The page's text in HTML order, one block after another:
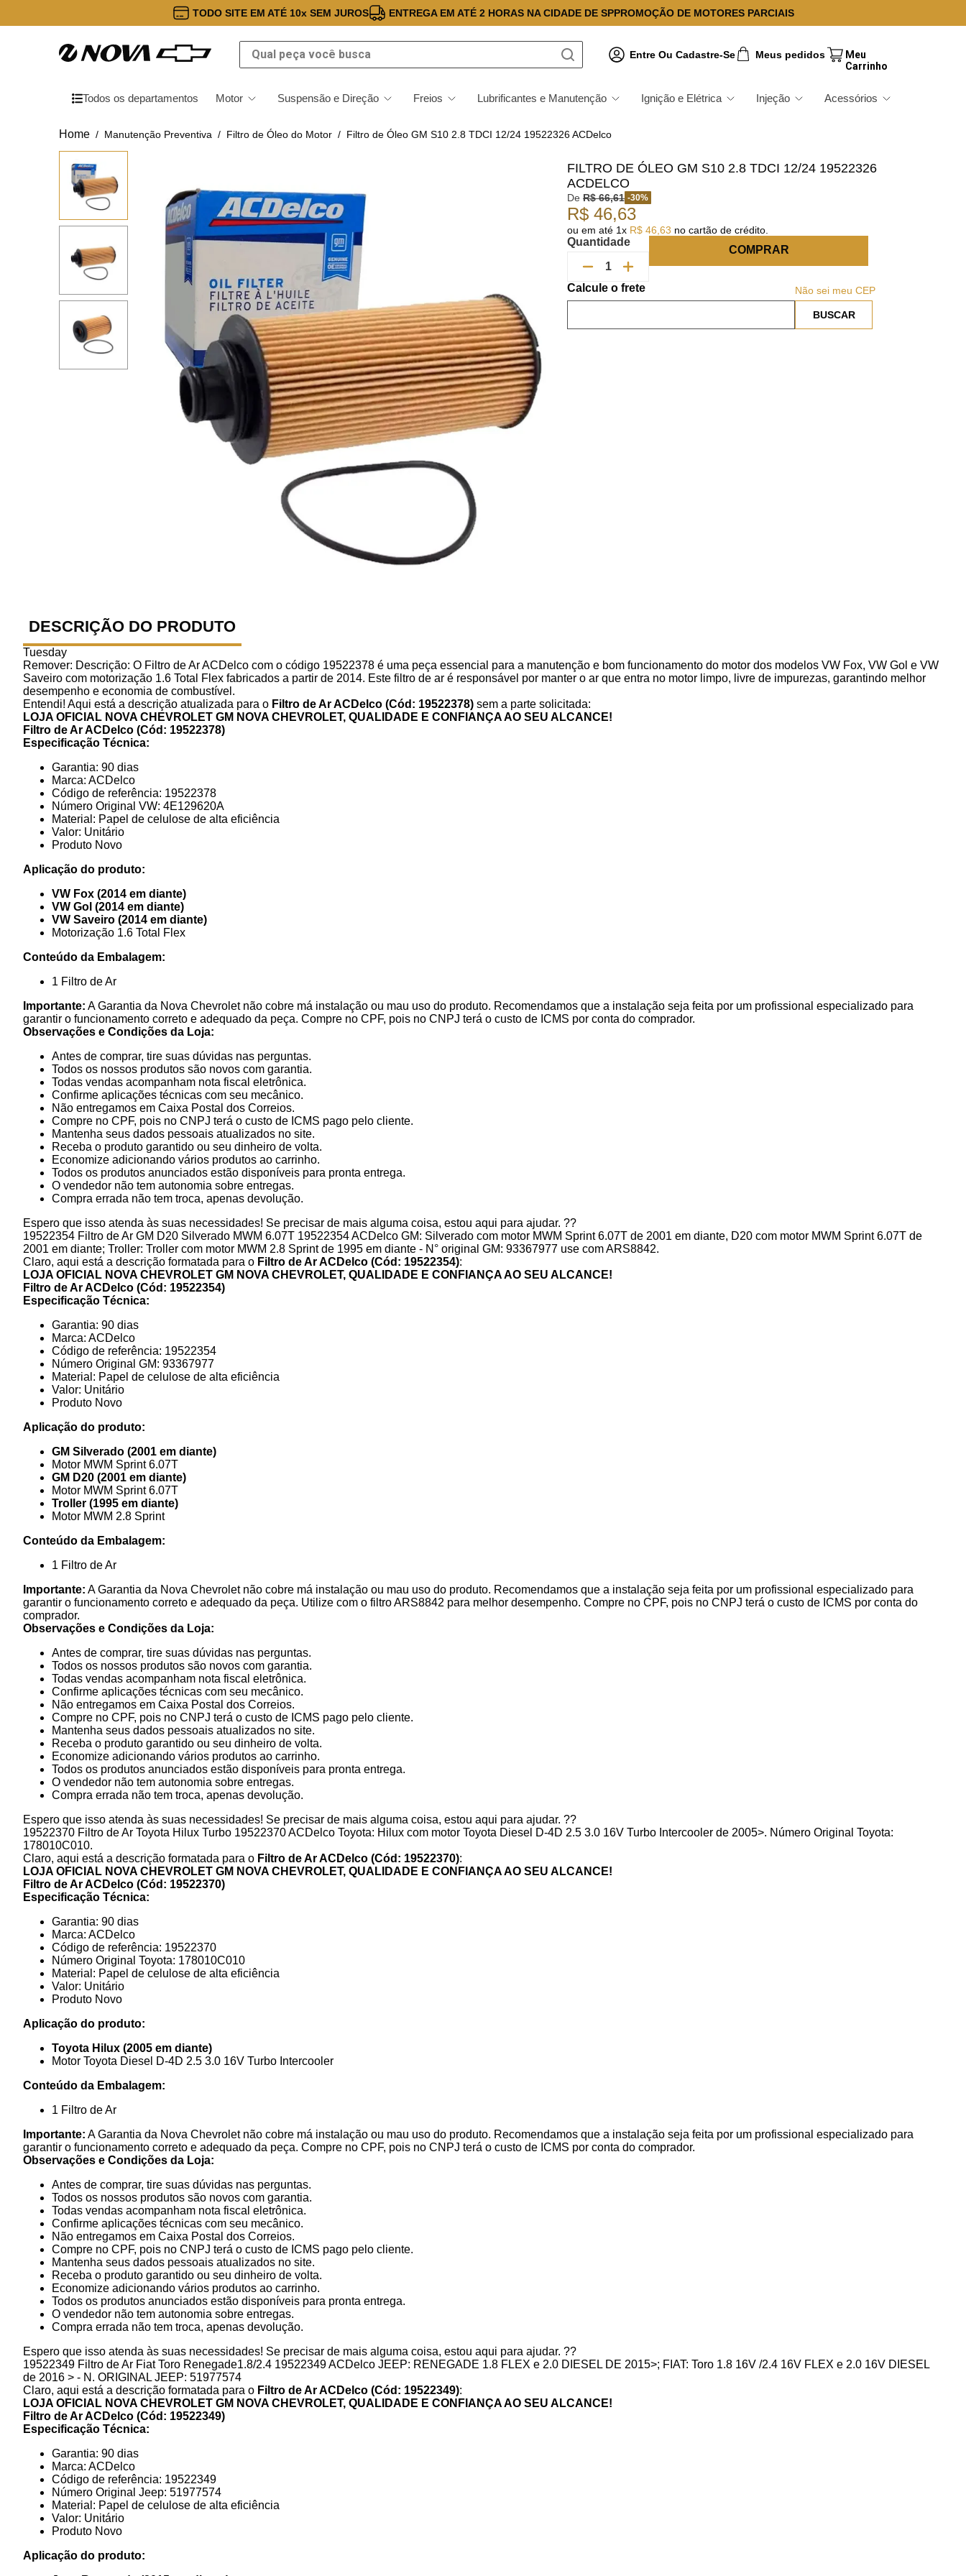
TODO SITE EM ATÉ 10x SEM JUROS ENTREGA EM ATÉ 2 HORAS NA CIDADE DE SPPROMOÇÃO DE MOTORES PARCIAIS
Qual peça você busca
Entre Ou Cadastre-Se Meus pedidos
Todos os departamentos Motor Suspensão e Direção Freios Lubrificantes e Manutenção Ignição e Elétrica Injeção Acessórios
Manutenção Preventiva Filtro de Óleo do Motor Filtro de Óleo GM S10 2.8 TDCI 12/24 19522326 ACDelco
FILTRO DE ÓLEO GM S10 2.8 TDCI 12/24 19522326
ACDELCO
De R$ 66,61 -30%
R$ 46,63
ou em até 1x R$ 46 63 no cartão de crédito.
Quantidade
COMPRAR
Não sei meu CEP
DESCRIÇÃO DO PRODUTO
Tuesday
Remover: Descrição: O Filtro de Ar ACDelco com o código 19522378 é uma peça essencial para a manutenção e bom funcionamento do motor dos modelos VW Fox, VW Gol e VW
Saveiro com motorização 1.6 Total Flex fabricados a partir de 2014. Este filtro de ar é responsável por manter o ar que entra no motor limpo, livre de impurezas, garantindo melhor
desempenho e economia de combustível.
Entendi! Aqui está a descrição atualizada para o Filtro de Ar ACDelco (Cód: 19522378) sem a parte solicitada:
LOJA OFICIAL NOVA CHEVROLET GM NOVA CHEVROLET, QUALIDADE E CONFIANÇA AO SEU ALCANCE!
Filtro de Ar ACDelco (Cód: 19522378)
Especificação Técnica:
Garantia: 90 dias
Marca: ACDelco
Código de referência: 19522378
Número Original VW: 4E129620A
Material: Papel de celulose de alta eficiência
Valor: Unitário
Produto Novo
Aplicação do produto:
VW Fox (2014 em diante)
VW Gol (2014 em diante)
VW Saveiro (2014 em diante)
Motorização 1.6 Total Flex
Conteúdo da Embalagem:
1 Filtro de Ar
Importante: A Garantia da Nova Chevrolet não cobre má instalação ou mau uso do produto. Recomendamos que a instalação seja feita por um profissional especializado para
garantir o funcionamento correto e adequado da peça. Compre no CPF, pois no CNPJ terá o custo de ICMS por conta do comprador.
Observações e Condições da Loja:
Antes de comprar, tire suas dúvidas nas perguntas.
Todos os nossos produtos são novos com garantia.
Todas vendas acompanham nota fiscal eletrônica.
Confirme aplicações técnicas com seu mecânico.
Não entregamos em Caixa Postal dos Correios.
Compre no CPF, pois no CNPJ terá o custo de ICMS pago pelo cliente.
Mantenha seus dados pessoais atualizados no site.
Receba o produto garantido ou seu dinheiro de volta.
Economize adicionando vários produtos ao carrinho.
Todos os produtos anunciados estão disponíveis para pronta entrega.
O vendedor não tem autonomia sobre entregas.
Compra errada não tem troca, apenas devolução.
Espero que isso atenda às suas necessidades! Se precisar de mais alguma coisa, estou aqui para ajudar. ??
19522354 Filtro de Ar GM D20 Silverado MWM 6.07T 19522354 ACDelco GM: Silverado com motor MWM Sprint 6.07T de 2001 em diante, D20 com motor MWM Sprint 6.07T de
2001 em diante; Troller: Troller com motor MWM 2.8 Sprint de 1995 em diante - N° original GM: 93367977 use com ARS8842.
Claro, aqui está a descrição formatada para o Filtro de Ar ACDelco (Cód: 19522354):
LOJA OFICIAL NOVA CHEVROLET GM NOVA CHEVROLET, QUALIDADE E CONFIANÇA AO SEU ALCANCE!
Filtro de Ar ACDelco (Cód: 19522354)
Especificação Técnica:
Garantia: 90 dias
Marca: ACDelco
Código de referência: 19522354
Número Original GM: 93367977
Material: Papel de celulose de alta eficiência
Valor: Unitário
Produto Novo
Aplicação do produto:
GM Silverado (2001 em diante)
Motor MWM Sprint 6.07T
GM D20 (2001 em diante)
Motor MWM Sprint 6.07T
Troller (1995 em diante)
Motor MWM 2.8 Sprint
Conteúdo da Embalagem:
1 Filtro de Ar
Importante: A Garantia da Nova Chevrolet não cobre má instalação ou mau uso do produto. Recomendamos que a instalação seja feita por um profissional especializado para
garantir o funcionamento correto e adequado da peça. Utilize com o filtro ARS8842 para melhor desempenho. Compre no CPF, pois no CNPJ terá o custo de ICMS por conta do
comprador.
Observações e Condições da Loja:
Antes de comprar, tire suas dúvidas nas perguntas.
Todos os nossos produtos são novos com garantia.
Todas vendas acompanham nota fiscal eletrônica.
Confirme aplicações técnicas com seu mecânico.
Não entregamos em Caixa Postal dos Correios.
Compre no CPF, pois no CNPJ terá o custo de ICMS pago pelo cliente.
Mantenha seus dados pessoais atualizados no site.
Receba o produto garantido ou seu dinheiro de volta.
Economize adicionando vários produtos ao carrinho.
Todos os produtos anunciados estão disponíveis para pronta entrega.
O vendedor não tem autonomia sobre entregas.
Compra errada não tem troca, apenas devolução.
Espero que isso atenda às suas necessidades! Se precisar de mais alguma coisa, estou aqui para ajudar. ??
19522370 Filtro de Ar Toyota Hilux Turbo 19522370 ACDelco Toyota: Hilux com motor Toyota Diesel D-4D 2.5 3.0 16V Turbo Intercooler de 2005>. Número Original Toyota:
178010C010.
Claro, aqui está a descrição formatada para o Filtro de Ar ACDelco (Cód: 19522370):
LOJA OFICIAL NOVA CHEVROLET GM NOVA CHEVROLET, QUALIDADE E CONFIANÇA AO SEU ALCANCE!
Filtro de Ar ACDelco (Cód: 19522370)
Especificação Técnica:
Garantia: 90 dias
Marca: ACDelco
Código de referência: 19522370
Número Original Toyota: 178010C010
Material: Papel de celulose de alta eficiência
Valor: Unitário
Produto Novo
Aplicação do produto:
Toyota Hilux (2005 em diante)
Motor Toyota Diesel D-4D 2.5 3.0 16V Turbo Intercooler
Conteúdo da Embalagem:
1 Filtro de Ar
Importante: A Garantia da Nova Chevrolet não cobre má instalação ou mau uso do produto. Recomendamos que a instalação seja feita por um profissional especializado para
garantir o funcionamento correto e adequado da peça. Compre no CPF, pois no CNPJ terá o custo de ICMS por conta do comprador.
Observações e Condições da Loja:
Antes de comprar, tire suas dúvidas nas perguntas.
Todos os nossos produtos são novos com garantia.
Todas vendas acompanham nota fiscal eletrônica.
Confirme aplicações técnicas com seu mecânico.
Não entregamos em Caixa Postal dos Correios.
Compre no CPF, pois no CNPJ terá o custo de ICMS pago pelo cliente.
Mantenha seus dados pessoais atualizados no site.
Receba o produto garantido ou seu dinheiro de volta.
Economize adicionando vários produtos ao carrinho.
Todos os produtos anunciados estão disponíveis para pronta entrega.
O vendedor não tem autonomia sobre entregas.
Compra errada não tem troca, apenas devolução.
Espero que isso atenda às suas necessidades! Se precisar de mais alguma coisa, estou aqui para ajudar. ??
19522349 Filtro de Ar Fiat Toro Renegade1.8/2.4 19522349 ACDelco JEEP: RENEGADE 1.8 FLEX e 2.0 DIESEL DE 2015>; FIAT: Toro 1.8 16V /2.4 16V FLEX e 2.0 16V DIESEL
de 2016 > - N. ORIGINAL JEEP: 51977574
Claro, aqui está a descrição formatada para o Filtro de Ar ACDelco (Cód: 19522349):
LOJA OFICIAL NOVA CHEVROLET GM NOVA CHEVROLET, QUALIDADE E CONFIANÇA AO SEU ALCANCE!
Filtro de Ar ACDelco (Cód: 19522349)
Especificação Técnica:
Garantia: 90 dias
Marca: ACDelco
Código de referência: 19522349
Número Original Jeep: 51977574
Material: Papel de celulose de alta eficiência
Valor: Unitário
Produto Novo
Aplicação do produto: